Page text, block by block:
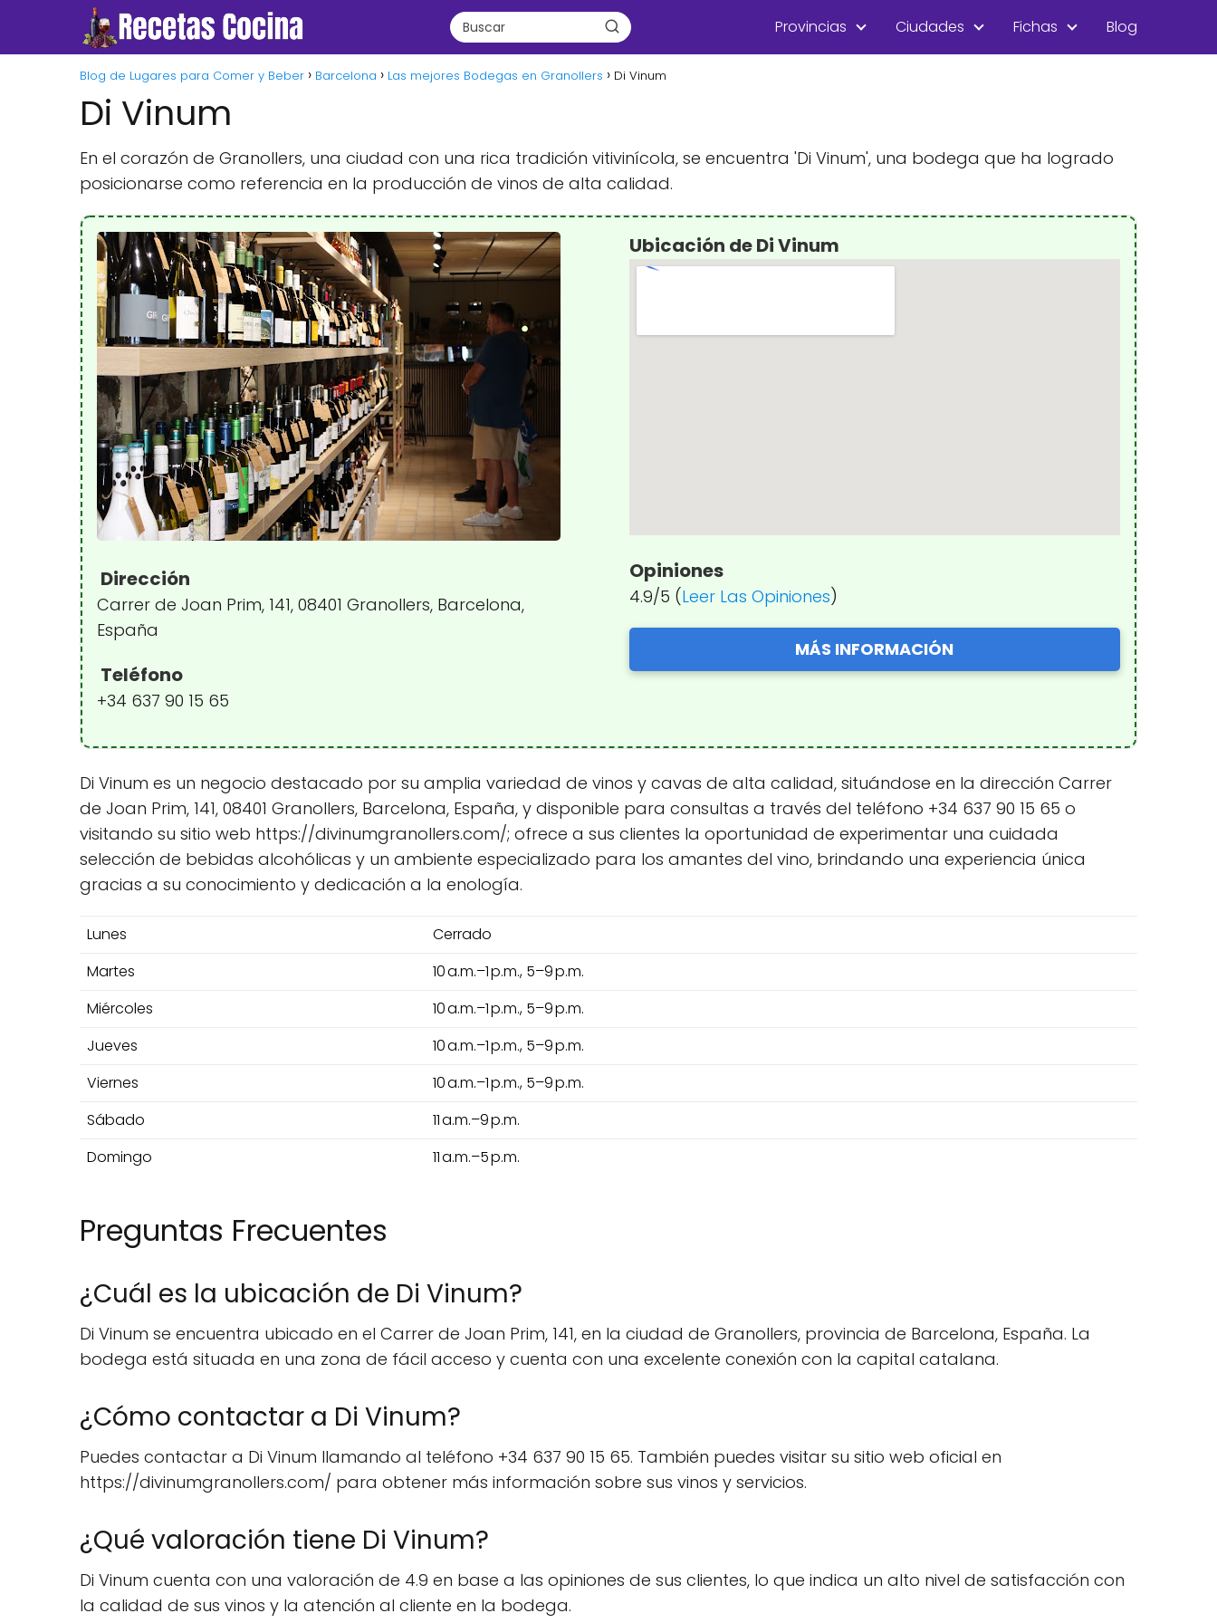
Provincias Ciudades Fichas Blog
Blog de Lugares para Comer y Beber Barcelona Las mejores Bodegas en Granollers Di Vinum
Di Vinum
En el corazón de Granollers, una ciudad con una rica tradición vitivinícola, se encuentra 'Di Vinum', una bodega que ha logrado
posicionarse como referencia en la producción de vinos de alta calidad.
Dirección
Carrer de Joan Prim, 141, 08401 Granollers, Barcelona,
España
Teléfono
+34 637 90 15 65
Ubicación de Di Vinum
Opiniones
4.9/5 (Leer Las Opiniones)
MÁS INFORMACIÓN
Di Vinum es un negocio destacado por su amplia variedad de vinos y cavas de alta calidad, situándose en la dirección Carrer
de Joan Prim, 141, 08401 Granollers, Barcelona, España, y disponible para consultas a través del teléfono +34 637 90 15 65 o
visitando su sitio web https://divinumgranollers.com/; ofrece a sus clientes la oportunidad de experimentar una cuidada
selección de bebidas alcohólicas y un ambiente especializado para los amantes del vino, brindando una experiencia única
gracias a su conocimiento y dedicación a la enología.
Lunes
Cerrado
Martes
10 a.m.–1 p.m., 5–9 p.m.
Miércoles
10 a.m.–1 p.m., 5–9 p.m.
Jueves
10 a.m.–1 p.m., 5–9 p.m.
Viernes
10 a.m.–1 p.m., 5–9 p.m.
Sábado
11 a.m.–9 p.m.
Domingo
11 a.m.–5 p.m.
Preguntas Frecuentes
¿Cuál es la ubicación de Di Vinum?
Di Vinum se encuentra ubicado en el Carrer de Joan Prim, 141, en la ciudad de Granollers, provincia de Barcelona, España. La
bodega está situada en una zona de fácil acceso y cuenta con una excelente conexión con la capital catalana.
¿Cómo contactar a Di Vinum?
Puedes contactar a Di Vinum llamando al teléfono +34 637 90 15 65. También puedes visitar su sitio web oficial en
https://divinumgranollers.com/ para obtener más información sobre sus vinos y servicios.
¿Qué valoración tiene Di Vinum?
Di Vinum cuenta con una valoración de 4.9 en base a las opiniones de sus clientes, lo que indica un alto nivel de satisfacción con
la calidad de sus vinos y la atención al cliente en la bodega.